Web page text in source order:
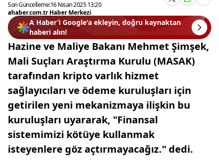
Son Güncelleme:16 Nisan 2025 13:20
ahaber.com.tr Haber Merkezi
A Haber’i Google'a ekleyin, doğru kaynaktan
haberi alın!
Hazine ve Maliye Bakanı Mehmet Şimşek,
Mali Suçları Araştırma Kurulu (MASAK)
tarafından kripto varlık hizmet
sağlayıcıları ve ödeme kuruluşları için
getirilen yeni mekanizmaya ilişkin bu
kuruluşları uyararak, "Finansal
sistemimizi kötüye kullanmak
isteyenlere göz açtırmayacağız." dedi.